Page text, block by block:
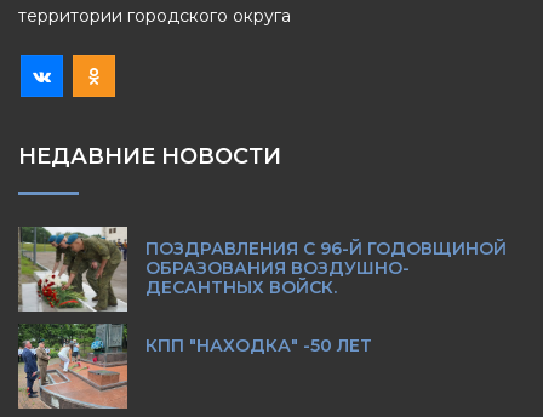
территории городского округа
НЕДАВНИЕ НОВОСТИ
ПОЗДРАВЛЕНИЯ С 96-Й ГОДОВЩИНОЙ
ОБРАЗОВАНИЯ ВОЗДУШНО-
ДЕСАНТНЫХ ВОЙСК.
КПП "НАХОДКА" -50 ЛЕТ